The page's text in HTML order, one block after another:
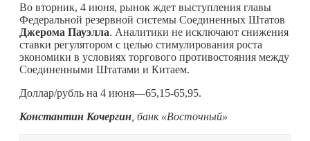
Во вторник, 4 июня, рынок ждет выступления главы
Федеральной резервной системы Соединенных Штатов
Джерома Пауэлла. Аналитики не исключают снижения
ставки регулятором с целью стимулирования роста
экономики в условиях торгового противостояния между
Соединенными Штатами и Китаем.
Доллар/рубль на 4 июня—65,15-65,95.
Константин Кочергин , банк «Восточный»